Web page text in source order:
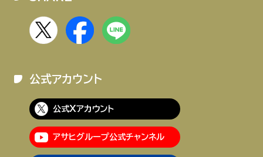
公式アカウント
公式Xアカウント
アサヒグループ公式チャンネル